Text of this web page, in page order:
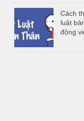
Cách
luật
động